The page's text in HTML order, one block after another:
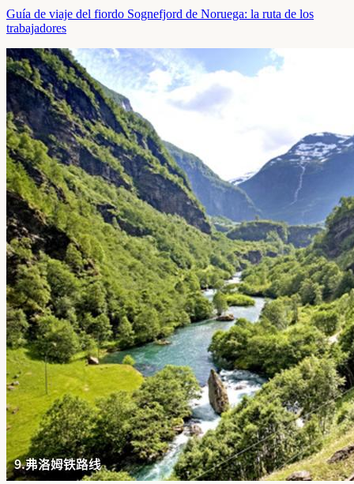
Guía de viaje del fiordo Sognefjord de Noruega: la ruta de los
trabajadores